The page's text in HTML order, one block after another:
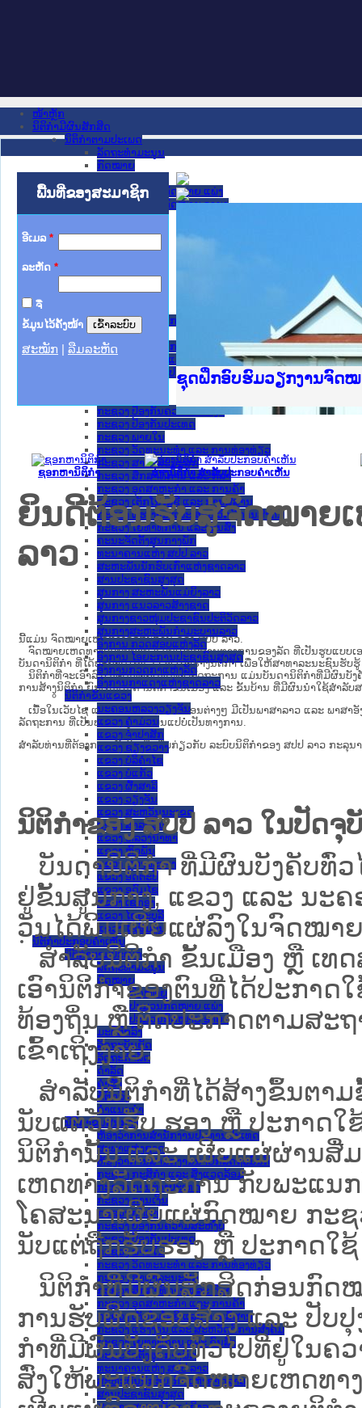
ໜ້າຫຼັກ
ນິຕິກໍາມີຜົນສັກສິດ
ນິຕິກໍາຕາມປະເພດ
ລັດຖະທໍາມະນູນ
ກົດໝາຍ
ປະມວນກົດໝາຍ ແພ່ງ
ປະມວນກົດໝາຍ ອາຍາ
ມະຕິຕົກລົງ
ຄໍາແນະນໍາ
ຫ້ອງວ່າການສໍານັກງານປະທານປະເທດ
ສະພາແຫ່ງຊາດ
ຫ້ອງວ່າການສຳນັກງານນາຍົກລັດຖະມົນຕີ
ກະຊວງ ກະສິກຳ ແລະ ສິ່ງແວດລ້ອມ
ກະຊວງ ການຕ່າງປະເທດ
ກະຊວງ ປ້ອງກັນຄວາມສະຫງົບ
ກະຊວງ ປ້ອງກັນປະເທດ
ກະຊວງ ພາຍໃນ
ກະຊວງ ວັດທະນະທຳ ແລະ ການທ່ອງທ່ຽວ
ກະຊວງ ສາທາລະນະສຸກ
ກະຊວງ ສຶກສາທິການ ແລະ ກິລາ
ກະຊວງ ອຸດສາຫະກຳ ແລະ ການຄ້າ
ກະຊວງ ເຕັກໂນໂລຊີ ແລະ ການສື່ສານ
ກະຊວງ ແຮງງານ ແລະ ສະຫວັດດີການສັງຄົມ
ກະຊວງ ໂຍທາທິການ ແລະ ຂົນສົ່ງ
ຄະນະຈັດຕັ້ງສູນກາງພັກ
ທະນາຄານແຫ່ງ ສປປ ລາວ
ສະຫະພັນນັກຮົບເກົ່າແຫ່ງຊາດລາວ
ສານປະຊາຊົນສູງສຸດ
ສູນກາງ ສະຫະພັນແມ່ຍິງລາວ
ສູນກາງ ແນວລາວສ້າງຊາດ
ສູນກາງຊາວໜຸ່ມປະຊາຊົນປະຕິວັດລາວ
ສູນກາງສະຫະພັນກຳມະບານລາວ
ອົງການ ກວດສອບແຫ່ງລັດ
ອົງການ ໄອຍະການປະຊາຊົນສູງສຸດ
ອົງການກວດກາແຫ່ງລັດ
ອົງການກາແດງແຫ່ງຊາດລາວ
ນິຕິກໍາຂັ້ນແຂວງ
ນະ​ຄອນ​ຫລວງວຽງຈັນ
ແຂວງ ຄໍາມ່ວນ
ແຂວງ ຈໍາປາສັກ
ແຂວງ ຊຽງຂວາງ
ແຂວງ ບໍລິຄໍາໄຊ
ແຂວງ ບໍ່ແກ້ວ
ແຂວງ ຜົ້ງສາລີ
ແຂວງ ວຽງຈັນ
ແຂວງ ສະຫວັນນະເຂດ
ແຂວງ ສາລະວັນ
ແຂວງ ຫລວງນໍ້າທາ
ແຂວງ ຫົວພັນ
ແຂວງ ຫຼວງພະບາງ
ແຂວງ ອັດຕະປື
ແຂວງ ອຸດົມໄຊ
ແຂວງ ເຊກອງ
ແຂວງ ໄຊຍະບູລີ
ແຂວງ ໄຊສົມບູນ
ນິຕິກໍາປະກອບຄໍາເຫັນ
ນິຕິກໍາຕາມປະເພດ
ລັດຖະທໍາມະນູນ
ກົດໝາຍ
ກົດໝາຍ
ປະມວນກົດໝາຍ ແພ່ງ
ປະມວນກົດໝາຍ ອາຍາ
ມະຕິຕົກລົງ
ລັດຖະບັນຍັດ
ລັດຖະດໍາລັດ
ດໍາລັດ
ຄໍາສັ່ງ
ຂໍ້ຕົກລົງ
ຄໍາແນະນໍາ
ນິຕິກຳຂັ້ນສູນກາງ
ຫ້ອງວ່າການສໍານັກງານປະທານປະເທດ
ສະພາແຫ່ງຊາດ
ຫ້ອງວ່າການສຳນັກງານນາຍົກລັດຖະມົນຕີ
ກະຊວງ ກະສິກຳ ແລະ ສິ່ງແວດລ້ອມ
ກະຊວງ ການຕ່າງປະເທດ
ກະຊວງ ການເງິນ
ກະຊວງ ຍຸຕິທໍາ
ກະຊວງ ປ້ອງກັນຄວາມສະຫງົບ
ກະຊວງ ປ້ອງກັນປະເທດ
ກະຊວງ ພາຍໃນ
ກະຊວງ ວັດທະນະທຳ ແລະ ການທ່ອງທ່ຽວ
ກະຊວງ ສາທາລະນະສຸກ
ກະຊວງ ສຶກສາທິການ ແລະ ກິລາ
ກະຊວງ ອຸດສາຫະກຳ ແລະ ການຄ້າ
ກະຊວງ ເຕັກໂນໂລຊີ ແລະ ການສື່ສານ
ກະຊວງ ແຮງງານ ແລະ ສະຫວັດດີການສັງຄົມ
ກະຊວງ ໂຍທາທິການ ແລະ ຂົນສົ່ງ
ຄະນະຈັດຕັ້ງສູນກາງພັກ
ທະນາຄານແຫ່ງ ສປປ ລາວ
ສະຫະພັນນັກຮົບເກົ່າແຫ່ງຊາດລາວ
ສານປະຊາຊົນສູງສຸດ
ພື້ນທີ່ຂອງສະມາຊິກ
ອີເມລ *
ລະຫັດ *
ຈື່
ຂໍ້ມູນໄວ້ຄັ້ງໜ້າ
ສະໝັກ ລືມລະຫັດ
Ministry of Justice Lao
ເຜີຍແຜ່ວັບໄຊຈົດໝາຍເຫດ
ກະຊວງຍຸຕິທຳ
ຊຸດຝຶກອົບຮົມວຽກງານຈົດໝ
ກອງປະຊຸມທົບທວນຄືນການ
ຝຶກອົບຮົມ ຜູ່ປະສານງານວ
ຝຶກອົບຮົມ ຜູ່ປະສານງານວ
ເຜີຍແຜ່ແອັບກົດໝາຍລາວ
ເຜີຍແຜ່ແອັບກົດໝາຍລາວ
ຍົກລະດັບວຽກງານຈົດໝາຍ
ຊຸດຝຶກອົບຮົມວຽກງານຈົດໝ
ຊອກຫານິຕິກໍາ ຮ່າງນິຕິກໍາ ສໍາລັບປະກອບຄໍາເຫັນ
ຍິນດີຕ້ອນຮັບສູ່ຈົດໝາຍເ
ລາວ
ນີ້ແມ່ນ ຈົດໝາຍເຫດທາງລັດຖະການ ຂອງ ສປປ ລາວ.
ຈົດໝາຍເຫດທາງລັດຖະການ ແມ່ນ​ເອ​ກະ​ສານ​ທາງ​ການ​ຂອງ​ລັດ ທີ່​ເປັນ​ຮູບ​ແບບ​ເ
ບັນ​ດາ​ນິ​ຕິ​ກຳ ທີ່ໄດ້ປະກາດໃຊ້ແລ້ວ ຫຼື ເອົາຮ່າງນິຕິກໍາ ເພື່ອໃຫ້​ສາ​ທາ​ລະ​ນະ​ຊົນ​ຮັບ​
ນິ​ຕິ​ກຳ​ທີ່​ຈະ​ເອົາ​ລົງ​ໃນ​ຈົດ​ໝາຍ​ເຫດ​ທາງ​ລັດ​ຖະ​ການ ​ແມ່ນ​ບັນ​ດາ​ນິ​ຕິ​ກຳ​ທີ່​ມີ​ຜົນ​ບັ
ການ​ສ້າງ​ນິ​ຕິ​ກຳ ຍົກ​ເວັ້ນ​ບັນ​ດານິ​ຕິ​ກຳ​ຂັ້ນ​ເມືອງ ແລະ ຂັ້ນ​ບ້ານ ​ທີ່​ມີ​ຜົນ​ນຳ​ໃຊ້​ສຳ​ລັບ​
ເນື້ອໃນ​ເວັບ​ໄຊ​ ແລະ ການແນະນໍາຂັ້ນຕອນຕ່າງໆ ມີເປັນພາສາລາວ ແລະ ພາສາ
ລັດຖະການ ທີ່ເປັນພາສາອັງກິດແມ່ນແປບໍ່ເປັນທາງການ.
ສໍາລັບທ່ານທີ່ຕ້ອງການເຂົ້າໃຈເພີ່ມຕື່ມກ່ຽວກັບ ລະບົບນິຕິກຳຂອງ ສປປ ລາວ ກະລຸນ
ນິຕິກຳຂອງ ສປປ ລາວ ໃນປັດ
ບັນດານິຕິກໍາ ທີ່ມີຜົນບັງຄັບທົ່ວ
ຢູ່ຂັ້ນ​ສູນ​ກາງ, ແຂວງ ແລະ ນ
ວັນໄດ້ພິມເຜີຍແຜ່ລົງໃນຈົດໝາ
ສຳລັບນິ​ຕິ​ກຳ ຂັ້ນເມືອງ ຫຼື ເທ
ເອົານິຕິກຳຂອງຕົນທີ່ໄດ້ປະກາ
ທ້ອງຖິ່ນ ຫຼື ຕິດປະກາດຕາມສະ
ເຂົ້າເຖິງງ່າຍ.
ສໍາລັບນິຕິກໍາທີ່ໄດ້ສ້າງຂຶ້ນຕາ
ນັບແຕ່ວັນຮັບ ຮອງ ຫຼື ປະກາດໃ
ນິຕິກໍານັ້ນ ແລະ ເຜີຍແຜ່ຜ່ານສື່
ເຫດທາງລັດຖະການ ກັບ​ພະແນ
ໂຄສະນາເຜີຍແຜ່ກົດໝາຍ ກະ
ນັບແຕ່ຖືກຮັບຮອງ ຫຼື ປະກາດໃຊ້
ນິ​ຕິ​ກຳ​ທີ່​ມີ​ຜົນ​ສັກ​ສິດ​ກ່ອນ​ກົດ​ໝ
ການ​ຮັບ​ຜິດ​ຊອບ​ສ້າງ ແລະ ປັບ​
ກໍາທີ່ມີຜົນບັງຄັບທົ່ວໄປທີ່ຢູ່ໃນຄ
ສົ່ງໃຫ້​ພະແນກຈົດ​ໝາຍ​ເຫດ​ທາ